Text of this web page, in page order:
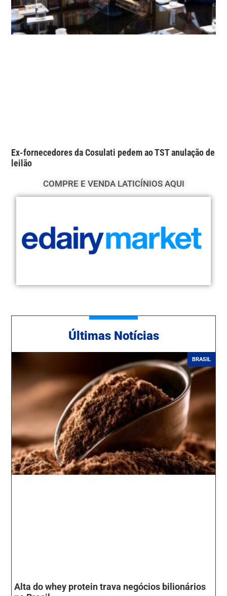
Ex-fornecedores da Cosulati pedem ao TST anulação de
leilão
COMPRE E VENDA LATICÍNIOS AQUI
Ú ltimas Notícias
BRASIL
Alta do whey protein trava negócios bilionários